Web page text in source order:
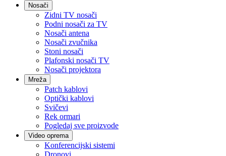
Nosači
Zidni TV nosači
Podni nosači za TV
Nosači antena
Nosači zvučnika
Stoni nosači
Plafonski nosači TV
Nosači projektora
Mreža
Patch kablovi
Optički kablovi
Svičevi
Rek ormari
Pogledaj sve proizvode
Video oprema
Konferencijski sistemi
Dronovi